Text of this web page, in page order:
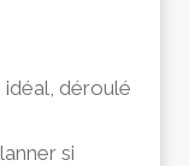
idéal, déroulé
si